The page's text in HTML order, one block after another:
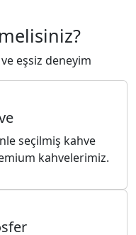
eşsiz deneyim
seçilmiş kahve
kahvelerimiz.